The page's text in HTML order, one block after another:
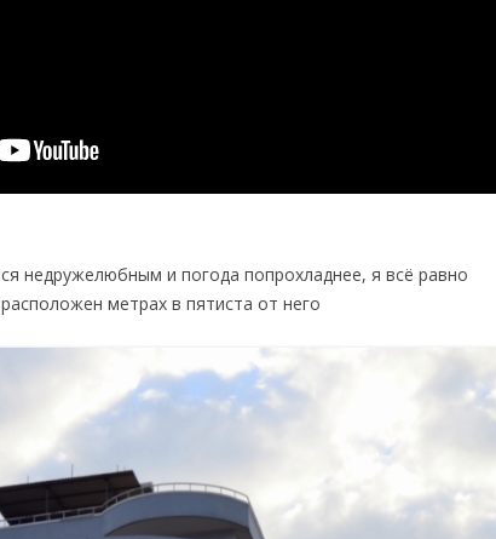
недружелюбным и погода попрохладнее, я всё равно
метрах в пятиста от него